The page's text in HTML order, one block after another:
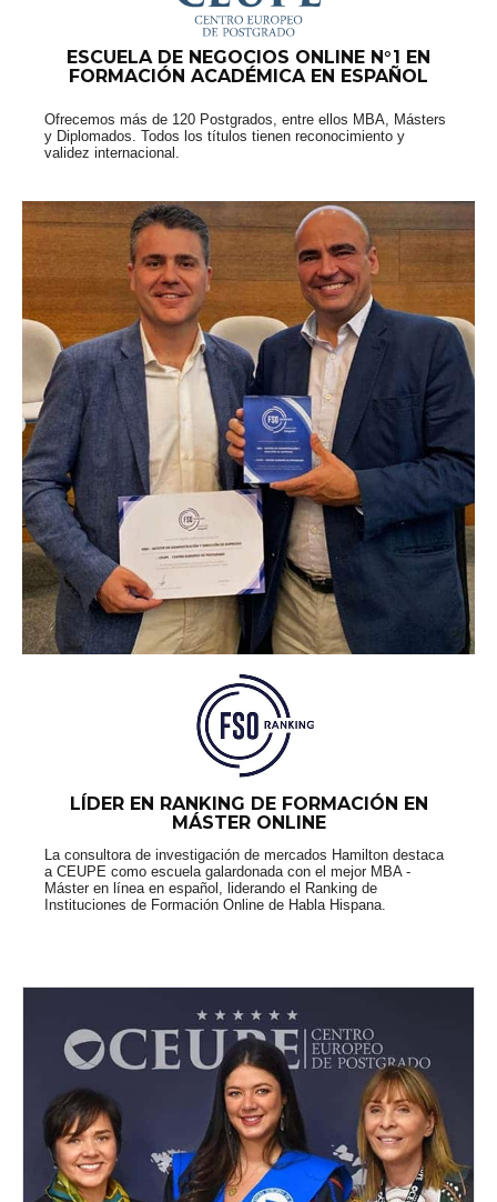
ESCUELA DE NEGOCIOS ONLINE N°1 EN
FORMACIÓN ACADÉMICA EN ESPAÑOL
Ofrecemos más de 120 Postgrados, entre ellos MBA, Másters
y Diplomados. Todos los títulos tienen reconocimiento y
validez internacional.
LÍDER EN RANKING DE FORMACIÓN EN
MÁSTER ONLINE
La consultora de investigación de mercados Hamilton destaca
a CEUPE como escuela galardonada con el mejor MBA -
Máster en línea en español, liderando el Ranking de
Instituciones de Formación Online de Habla Hispana.